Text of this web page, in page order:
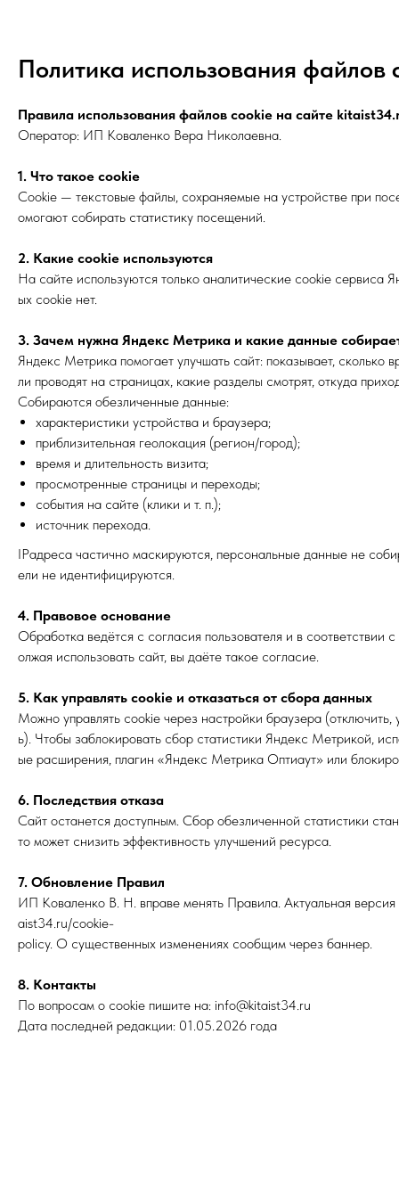
Политика использования файлов
Правила использования файлов cookie на сайте
Оператор: ИП Коваленко Вера Николаевна.
1. Что такое cookie
Cookie — текстовые файлы, сохраняемые на устройстве при
омогают собирать статистику посещений.
2. Какие cookie используются
На сайте используются только аналитические cookie сервиса
ых cookie нет.
3. Зачем нужна Яндекс Метрика и какие данные
Яндекс Метрика помогает улучшать сайт: показывает, сколько
ли проводят на страницах, какие разделы смотрят, откуда
Собираются обезличенные данные:
характеристики устройства и браузера;
приблизительная геолокация (регион/город);
время и длительность визита;
просмотренные страницы и переходы;
события на сайте (клики и т. п.);
источник перехода.
IPадреса частично маскируются, персональные данные не
ели не идентифицируются.
4. Правовое основание
Обработка ведётся с согласия пользователя и в
олжая использовать сайт, вы даёте такое согласие.
5. Как управлять cookie и отказаться от сбора данных
Можно управлять cookie через настройки браузера (отключить,
ь). Чтобы заблокировать сбор статистики Яндекс Метрикой,
ые расширения, плагин «Яндекс Метрика Оптиаут» или
6. Последствия отказа
Сайт останется доступным. Сбор обезличенной статистики
то может снизить эффективность улучшений ресурса.
7. Обновление Правил
ИП Коваленко В. Н. вправе менять Правила. Актуальная
aist34.ru/cookie-
policy. О существенных изменениях сообщим через баннер.
8. Контакты
По вопросам о cookie пишите на: info@kitaist34.ru
Дата последней редакции: 01.05.2026 года